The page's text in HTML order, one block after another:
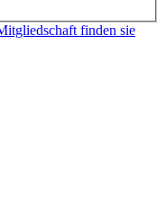
finden sie